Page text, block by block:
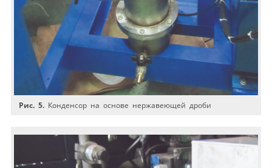
Рис. 5. Конденсор на основе нержавеющей дроби